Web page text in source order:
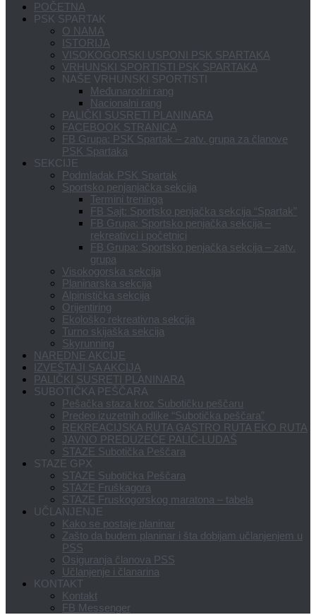
POČETNA
PSK SPARTAK
O NAMA
ISTORIJA
VISOKOGORSKI USPONI PSK SPARTAKA
VRHUNSKI SPORTISTI PSK SPARTAKA
NAŠE VRHUNSKI SPORTISTI
Međunarodni rang
Nacionalni rang
PALIČKI SUSRETI PLANINARA
FACEBOOK STRANICA
FB Grupa: PSK Spartak – zatv. grupa za članove
PSK Spartaka
SEKCIJE
Podmladak PSK Spartak
Sportsko penjanjačka sekcija
Termini treninga
FB Sajt: Sportsko penjačka sekcija “Spartak”
FB Grupa: Sportsko penjačka sekcija –
rekreativci i početnici
FB Grupa: Sportsko penjačka sekcija – zatv.
grupa
Visokogorska sekcija
Planinarska sekcija
Alpinistička sekcija
Orijentiring
Ekološko rekreativna sekcija
Turno skijaška sekcija
Skyrunning
NAREDNE AKCIJE
IZVEŠTAJI SA AKCIJA
PALIČKI SUSRETI PLANINARA
SUBOTIČKA PEŠČARA
Pešačka staza kroz Subotičku peščaru
Predeo izuzetnih odlike “Subotička peščara”
REKREACIJSKA RUTA GASTRO RUTA EKO RUTA
JAVNO PREDUZEĆE PALIĆ-LUDAŠ
STAZE Subotička Peščara
STAZE GPX
STAZE Subotička Peščara
STAZE Fruškagora
STAZE Fruskogorskog maratona – tabela
UČLANJENJE
Kako se postaje planinar
Zašto da budem planinar i šta dobijam učlanjenjem u
PSS
Osiguranja članova PSS
Učlanjenje i članarina
KONTAKT
Kontakt
FB Messenger